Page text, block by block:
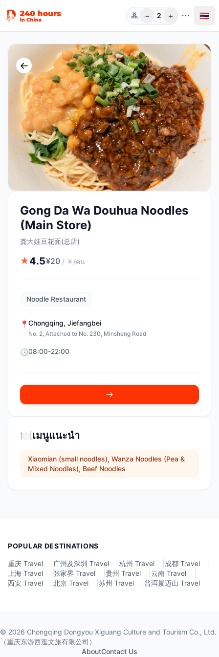
ท่าน
− 2 + 🇹🇭
←
Gong Da Wa Douhua Noodles
(Main Store)
龚大娃豆花面(总店)
★4.5¥20 / ￥/คน
Noodle Restaurant
📍 Chongqing, Jiefangbei
No. 2, Attached to No. 230, Minsheng Road
🕒08:00-22:00
🍽️เมนูแนะนำ
Xiaomian (small noodles), Wanza Noodles (Pea &
Mixed Noodles), Beef Noodles
POPULAR DESTINATIONS
重庆 Travel 广州及深圳 Travel 杭州 Travel 成都 Travel
上海 Travel
张家界 Travel 贵州 Travel 云南 Travel
西安 Travel
北京 Travel 苏州 Travel 普洱景迈山 Travel
© 2026 Chongqing Dongyou Xiguang Culture and Tourism Co., Ltd.
（重庆东游西逛文旅有限公司）
AboutContact Us